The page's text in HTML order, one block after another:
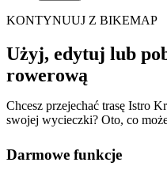
KONTYNUUJ Z BIKEMAP
Użyj, edytuj lub
rowerową
Chcesz przejechać trasę Istro
swojej wycieczki? Oto, co
Darmowe funkcje